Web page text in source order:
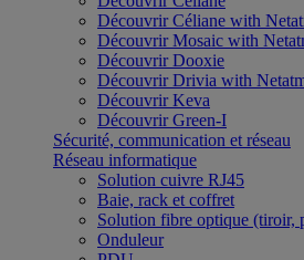
Découvrir Céliane with
Découvrir Mosaic with
Découvrir Dooxie
Découvrir Drivia with
Découvrir Keva
Découvrir Green-I
Sécurité, communication et réseau
Réseau informatique
Solution cuivre RJ45
Baie, rack et coffret
Solution fibre optique (tiroir,
Onduleur